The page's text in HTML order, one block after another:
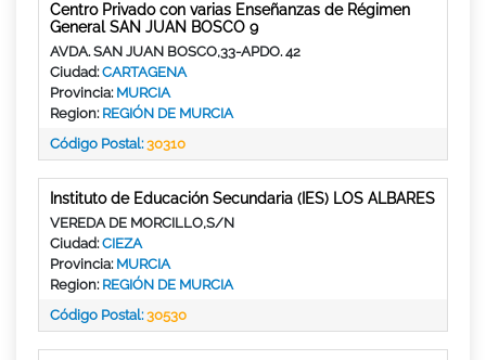
Centro Privado con varias Enseñanzas de Régimen
General SAN JUAN BOSCO 9
AVDA. SAN JUAN BOSCO,33-APDO. 42
Ciudad:CARTAGENA
Provincia: MURCIA
Region: REGIÓN DE MURCIA
Código Postal:30310
Instituto de Educación Secundaria (IES) LOS ALBARES
VEREDA DE MORCILLO,S/N
Ciudad:CIEZA
Provincia: MURCIA
Region: REGIÓN DE MURCIA
Código Postal:30530